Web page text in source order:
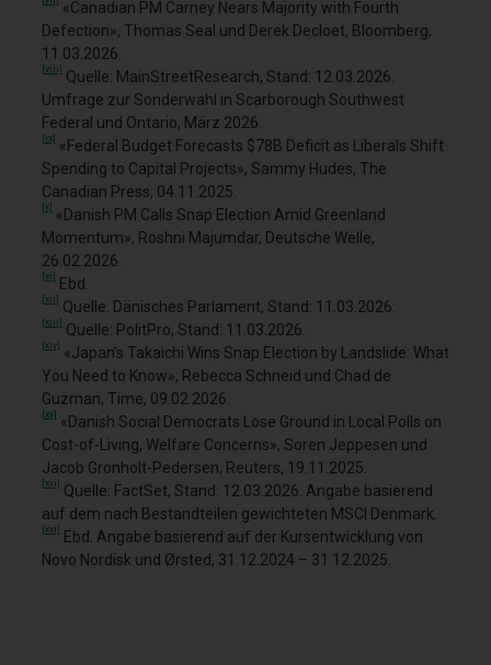
«Canadian PM Carney Nears Majority with Fourth
Defection», Thomas Seal und Derek Decloet, Bloomberg,
11.03.2026.
[viii]Quelle: MainStreetResearch, Stand: 12.03.2026.
Umfrage zur Sonderwahl in Scarborough Southwest
Federal und Ontario, März 2026.
[ix]«Federal Budget Forecasts $78B Deficit as Liberals Shift
Spending to Capital Projects», Sammy Hudes, The
Canadian Press, 04.11.2025.
[x]«Danish PM Calls Snap Election Amid Greenland
Momentum», Roshni Majumdar, Deutsche Welle,
26.02.2026.
[xi]Ebd.
[xii]Quelle: Dänisches Parlament, Stand: 11.03.2026.
[xiii]Quelle: PolitPro, Stand: 11.03.2026.
[xiv]«Japan’s Takaichi Wins Snap Election by Landslide: What
You Need to Know», Rebecca Schneid und Chad de
Guzman, Time, 09.02.2026.
[xv]«Danish Social Democrats Lose Ground in Local Polls on
Cost-of-Living, Welfare Concerns», Soren Jeppesen und
Jacob Gronholt-Pedersen, Reuters, 19.11.2025.
[xvi]Quelle: FactSet, Stand: 12.03.2026. Angabe basierend
auf dem nach Bestandteilen gewichteten MSCI Denmark.
[xvi]Ebd. Angabe basierend auf der Kursentwicklung von
Novo Nordisk und Ørsted, 31.12.2024 – 31.12.2025.